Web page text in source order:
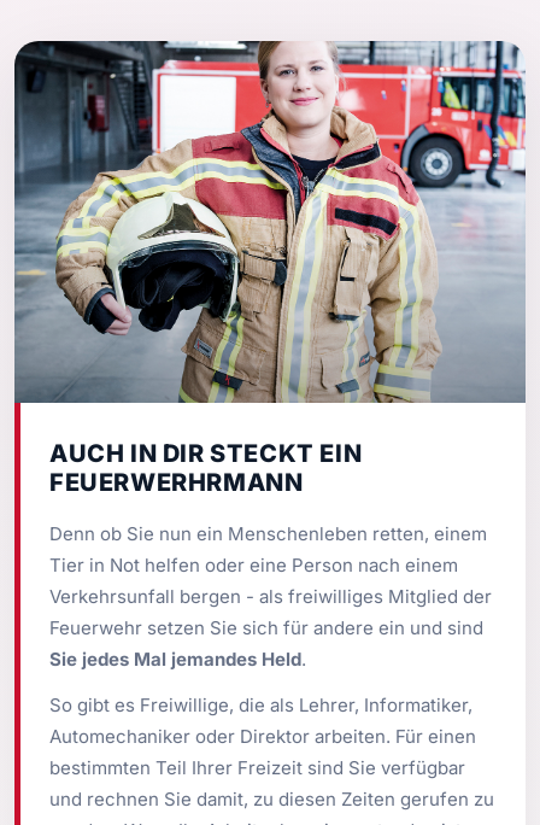
AUCH IN DIR STECKT EIN
FEUERWERHRMANN
Denn ob Sie nun ein Menschenleben retten, einem
Tier in Not helfen oder eine Person nach einem
Verkehrsunfall bergen - als freiwilliges Mitglied der
Feuerwehr setzen Sie sich für andere ein und sind
Sie jedes Mal jemandes Held.
So gibt es Freiwillige, die als Lehrer, Informatiker,
Automechaniker oder Direktor arbeiten. Für einen
bestimmten Teil Ihrer Freizeit sind Sie verfügbar
und rechnen Sie damit, zu diesen Zeiten gerufen zu